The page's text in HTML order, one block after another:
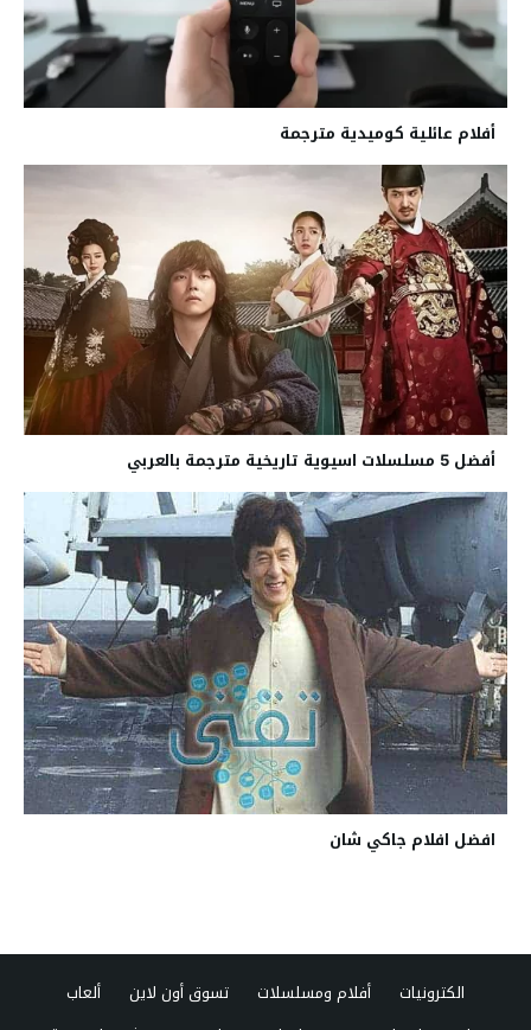
أفلام عائلية كوميدية مترجمة
أفضل 5 مسلسلات اسيوية تاريخية مترجمة بالعربي
افضل افلام جاكي شان
الكترونيات أفلام ومسلسلات تسوق أون لاين
ألعاب